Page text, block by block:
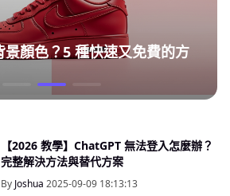
景顏色？5 種快速又免費的方
【2026 教學】ChatGPT 無法登入怎麼辦？
完整解決方法與替代方案
By Joshua 2025-09-09 18:13:13